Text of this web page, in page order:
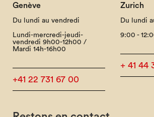
Genève
Du lundi au vendredi
Lundi-mercredi-jeudi-
vendredi 9h00-12h00 /
Mardi 14h-16h00
+41 22 731 67 00
Zurich
Du lundi
9:00 -
+ 41 44